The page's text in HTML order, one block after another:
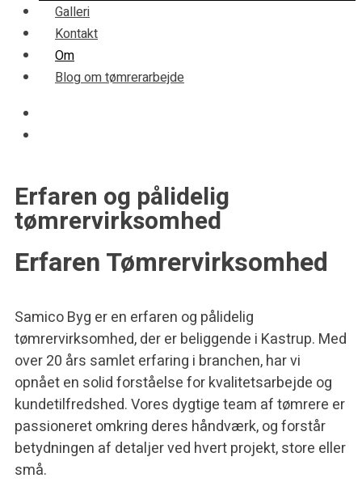
Galleri
Kontakt
Om
Blog om tømrerarbejde
Erfaren og pålidelig
tømrervirksomhed
Erfaren Tømrervirksomhed
Samico Byg er en erfaren og pålidelig
tømrervirksomhed, der er beliggende i Kastrup. Med
over 20 års samlet erfaring i branchen, har vi
opnået en solid forståelse for kvalitetsarbejde og
kundetilfredshed. Vores dygtige team af tømrere er
passioneret omkring deres håndværk, og forstår
betydningen af detaljer ved hvert projekt, store eller
små.